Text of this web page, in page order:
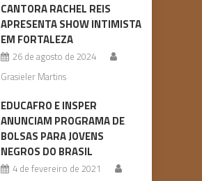
CANTORA RACHEL REIS
APRESENTA SHOW INTIMISTA
EM FORTALEZA
26 de agosto de 2024
Grasieler Martins
EDUCAFRO E INSPER
ANUNCIAM PROGRAMA DE
BOLSAS PARA JOVENS
NEGROS DO BRASIL
4 de fevereiro de 2021